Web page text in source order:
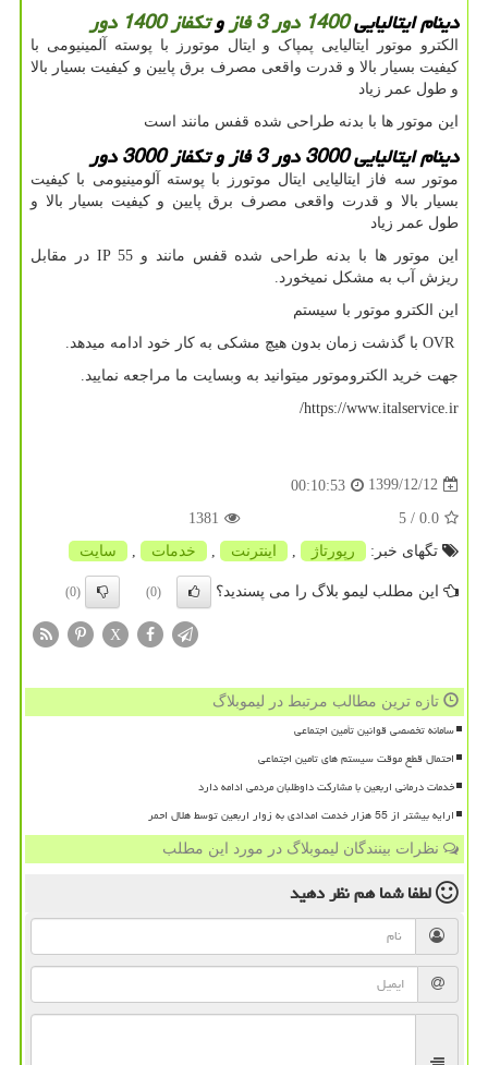
دینام ایتالیایی1400 دور 3 فاز وتکفاز 1400 دور
الکترو موتور ایتالیایی پمپاک و ایتال موتورز با پوسته آلمینیومی با
کیفیت بسیار بالا و قدرت واقعی مصرف برق پایین و کیفیت بسیار بالا
و طول عمر زیاد
این موتور ها با بدنه طراحی شده قفس مانند است
دینام ایتالیایی3000 دور 3 فاز و تکفاز 3000 دور
موتور سه فاز ایتالیایی ایتال موتورز با پوسته آلومینیومی با کیفیت
بسیار بالا و قدرت واقعی مصرف برق پایین و کیفیت بسیار بالا و
طول عمر زیاد
این موتور ها با بدنه طراحی شده قفس مانند و IP 55 در مقابل
ریزش آب به مشکل نمیخورد.
این الکترو موتور با سیستم
OVR با گذشت زمان بدون هیچ مشکی به کار خود ادامه میدهد.
جهت خرید الکتروموتور میتوانید به وبسایت ما مراجعه نمایید.
https://www.italservice.ir/
1399/12/12
00:10:53
0.0
/ 5
1381
تگهای خبر:
رپورتاژ اینترنت خدمات سایت
این مطلب لیمو بلاگ را می پسندید؟ (0)
(0)
X
تازه ترین مطالب مرتبط در لیموبلاگ
سامانه تخصصی قوانین تأمین اجتماعی
احتمال قطع موقت سیستم های تامین اجتماعی
خدمات درمانی اربعین با مشارکت داوطلبان مردمی ادامه دارد
ارایه بیشتر از 55 هزار خدمت امدادی به زوار اربعین توسط هلال احمر
نظرات بینندگان لیموبلاگ در مورد این مطلب
لطفا شما همنظر دهید